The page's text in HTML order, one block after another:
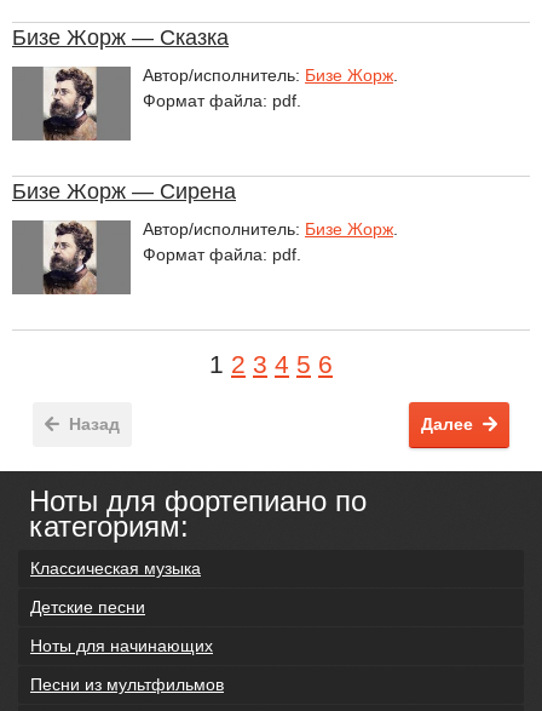
Бизе Жорж — Сказка
Автор/исполнитель: Бизе Жорж
Формат файла: pdf.
Бизе Жорж — Сирена
Автор/исполнитель: Бизе Жорж
Формат файла: pdf.
1 2 3 4 5 6
Далее
Назад
Ноты для фортепиано по
категориям:
Классическая музыка
Детские песни
Ноты для начинающих
Песни из мультфильмов